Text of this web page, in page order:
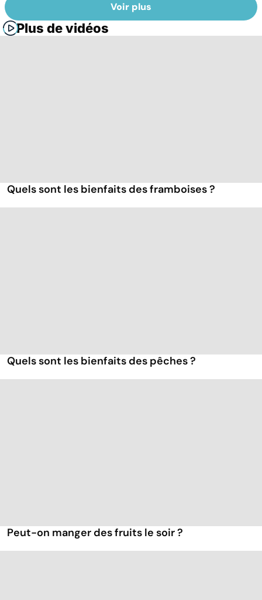
Voir plus
Plus de vidéos
Quels sont les bienfaits des framboises ?
Quels sont les bienfaits des pêches ?
Peut-on manger des fruits le soir ?